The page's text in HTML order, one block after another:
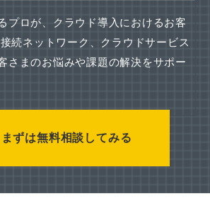
プロが、クラウド導入におけるお客
続ネットワーク、
クラウドサービス
さまのお悩みや課題の解決をサポー
まずは無料相談してみる